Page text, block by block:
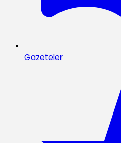
Gazeteler